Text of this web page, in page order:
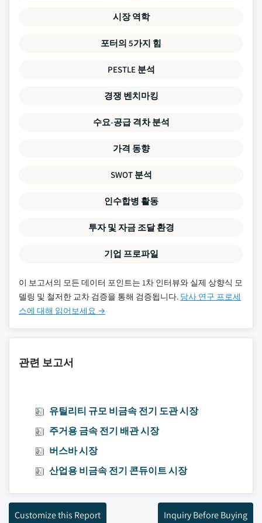
시장 역학
포터의 5가지 힘
PESTLE 분석
경쟁 벤치마킹
수요-공급 격차 분석
가격 동향
SWOT 분석
인수합병 활동
투자 및 자금 조달 환경
기업 프로파일
이 보고서의 모든 데이터 포인트는 1차 인터뷰와 실제 상향식 모
델링 및 철저한 교차 검증을 통해 검증됩니다. 당사 연구 프로세
스에 대해 읽어보세요 →
관련 보고서
유틸리티 규모 비금속 전기 도관 시장
주거용 금속 전기 배관 시장
버스바 시장
산업용 비금속 전기 콘듀이트 시장
Customize this Report Inquiry Before Buying